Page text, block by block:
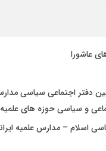
عاشورا
دفتر اجتماعی سیاسی
و سیاسی حوزه های علمیه
اسلام – مدارس علمیه